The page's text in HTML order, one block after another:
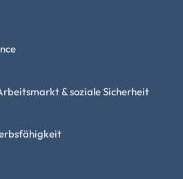
& soziale Sicherheit